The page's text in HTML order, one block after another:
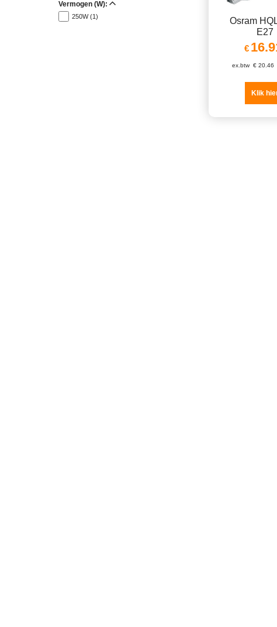
Vermogen (W):
250W (1)
Osram
E27
€
ex.btw € 20.46
Klik